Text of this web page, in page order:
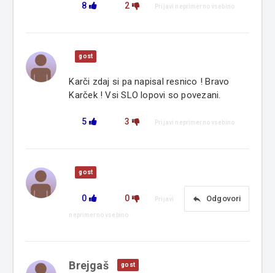
8 2 Prijavi neprimerno vsebino
gost
Karči zdaj si pa napisal resnico ! Bravo
Karček ! Vsi SLO lopovi so povezani.
5 3 Prijavi neprimerno vsebino
gost
0 0 reply Odgovori
Prijavi
neprimerno vsebino
Brejgaš gost